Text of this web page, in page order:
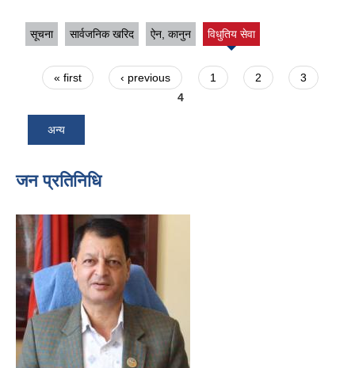
सूचना सार्वजनिक खरिद ऐन, कानुन विधुतिय सेवा
(active
Pages
« first ‹ previous 1 2
3
4
अन्य
जन प्रतिनिधि